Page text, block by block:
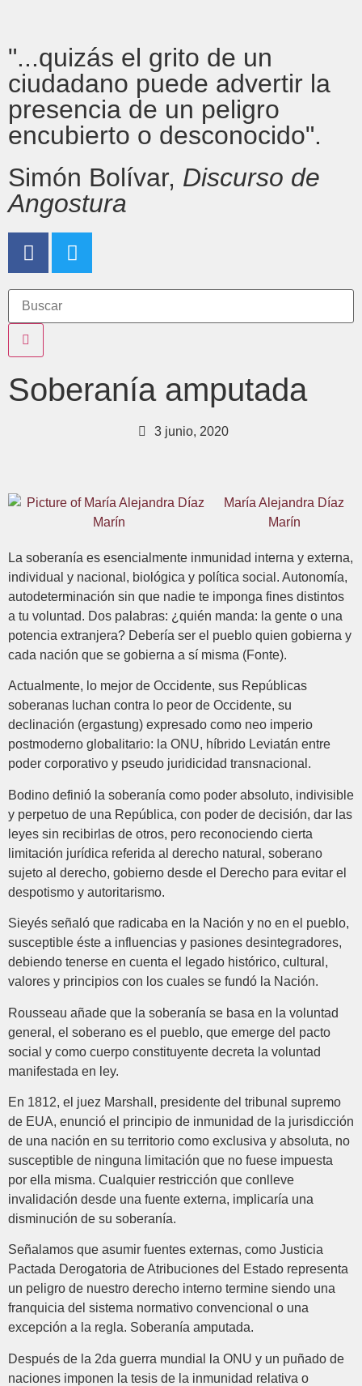
"...quizás el grito de un
ciudadano puede advertir la
presencia de un peligro
encubierto o desconocido".
Simón Bolívar, Discurso de
Angostura
Soberanía amputada
3 junio, 2020
María Alejandra Díaz
Marín
La soberanía es esencialmente inmunidad interna y externa,
individual y nacional, biológica y política social. Autonomía,
autodeterminación sin que nadie te imponga fines distintos
a tu voluntad. Dos palabras: ¿quién manda: la gente o una
potencia extranjera? Debería ser el pueblo quien gobierna y
cada nación que se gobierna a sí misma (Fonte).
Actualmente, lo mejor de Occidente, sus Repúblicas
soberanas luchan contra lo peor de Occidente, su
declinación (ergastung) expresado como neo imperio
postmoderno globalitario: la ONU, híbrido Leviatán entre
poder corporativo y pseudo juridicidad transnacional.
Bodino definió la soberanía como poder absoluto, indivisible
y perpetuo de una República, con poder de decisión, dar las
leyes sin recibirlas de otros, pero reconociendo cierta
limitación jurídica referida al derecho natural, soberano
sujeto al derecho, gobierno desde el Derecho para evitar el
despotismo y autoritarismo.
Sieyés señaló que radicaba en la Nación y no en el pueblo,
susceptible éste a influencias y pasiones desintegradores,
debiendo tenerse en cuenta el legado histórico, cultural,
valores y principios con los cuales se fundó la Nación.
Rousseau añade que la soberanía se basa en la voluntad
general, el soberano es el pueblo, que emerge del pacto
social y como cuerpo constituyente decreta la voluntad
manifestada en ley.
En 1812, el juez Marshall, presidente del tribunal supremo
de EUA, enunció el principio de inmunidad de la jurisdicción
de una nación en su territorio como exclusiva y absoluta, no
susceptible de ninguna limitación que no fuese impuesta
por ella misma. Cualquier restricción que conlleve
invalidación desde una fuente externa, implicaría una
disminución de su soberanía.
Señalamos que asumir fuentes externas, como Justicia
Pactada Derogatoria de Atribuciones del Estado representa
un peligro de nuestro derecho interno termine siendo una
franquicia del sistema normativo convencional o una
excepción a la regla. Soberanía amputada.
Después de la 2da guerra mundial la ONU y un puñado de
naciones imponen la tesis de la inmunidad relativa o